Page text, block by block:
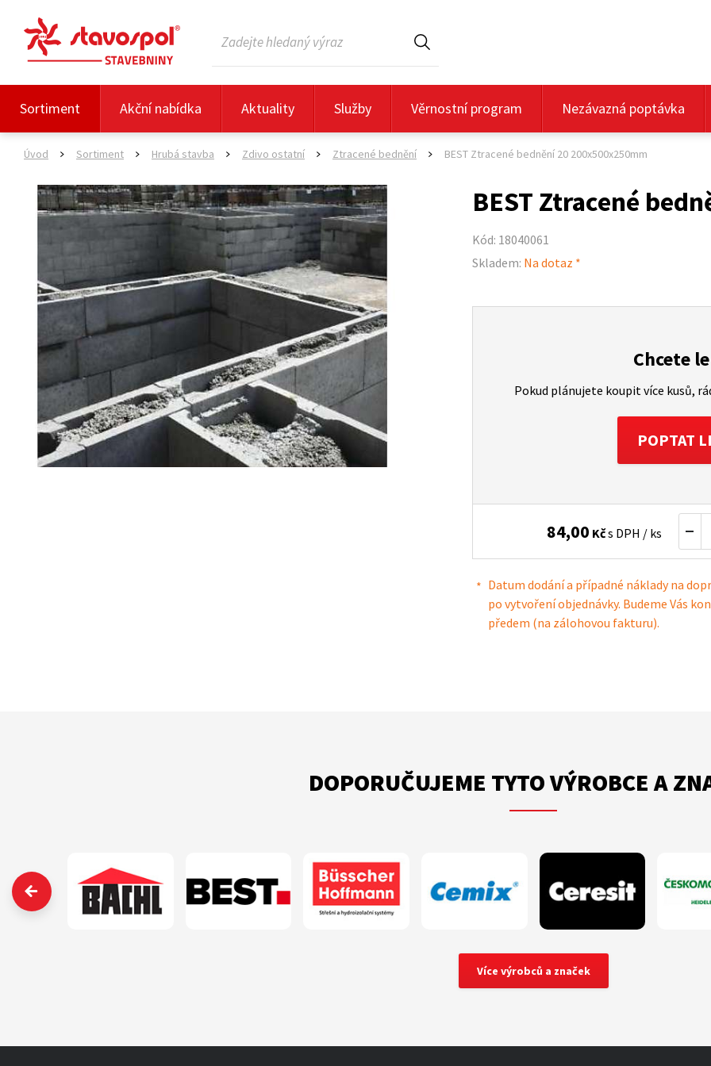
Sortiment Akční nabídka Aktuality Služby Věrnostní program Nezávazná poptávka
Úvod Sortiment Hrubá stavba Zdivo ostatní Ztracené bednění BEST Ztracené bednění 20 200x500x250mm
BEST Ztracené
Kód: 18040061
Skladem: Na dotaz *
Chcete
Pokud plánujete koupit více kusů,
POPTAT
84,00 Kčs DPH / ks
Datum dodání a případné náklady na
po vytvoření objednávky. Budeme Vás
předem (na zálohovou fakturu).
DOPORUČUJEME TYTO VÝROBCE A
‹
Více výrobců a značek